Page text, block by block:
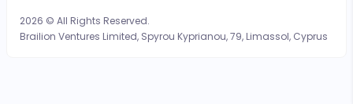
2026 © All Rights Reserved.
Brailion Ventures Limited, Spyrou Kyprianou, 79, Limassol, Cyprus